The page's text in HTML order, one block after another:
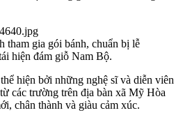
tham gia gói bánh, chuẩn bị lễ
hiện đám giỗ Nam Bộ.
hiện bởi những nghệ sĩ và diễn viên
các trường trên địa bàn xã Mỹ Hòa
chân thành và giàu cảm xúc.